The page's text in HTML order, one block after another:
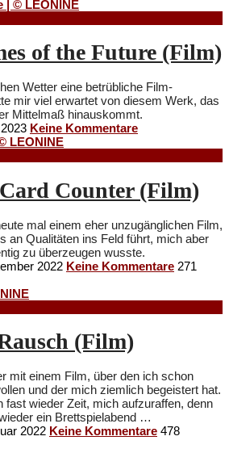
of the Future (Film)
Wetter eine betrübliche Film-
mir viel erwartet von diesem Werk, das
Mittelmaß hinauskommt.
Keine Kommentare
Counter (Film)
mal einem eher unzugänglichen Film,
an Qualitäten ins Feld führt, mich aber
zu überzeugen wusste.
2022 Keine Kommentare 271
(Film)
mit einem Film, über den ich schon
und der mich ziemlich begeistert hat.
fast wieder Zeit, mich aufzuraffen, denn
ein Brettspielabend …
2022 Keine Kommentare 478